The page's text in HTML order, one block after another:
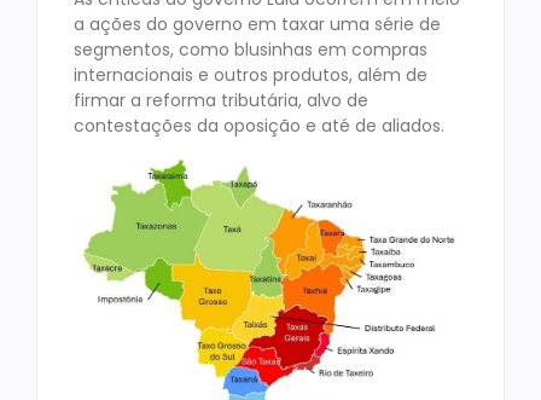
a ações do governo em taxar uma série de
segmentos, como blusinhas em compras
internacionais e outros produtos, além de
firmar a reforma tributária, alvo de
contestações da oposição e até de aliados.